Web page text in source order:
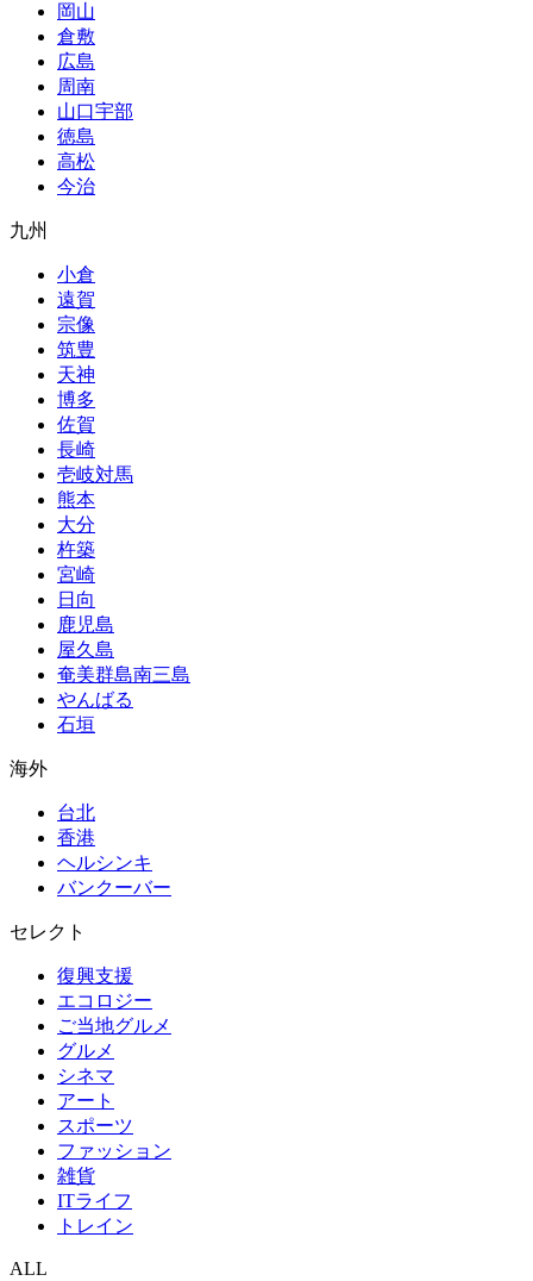
岡山
倉敷
広島
周南
山口宇部
徳島
高松
今治
九州
小倉
遠賀
宗像
筑豊
天神
博多
佐賀
長崎
壱岐対馬
熊本
大分
杵築
宮崎
日向
鹿児島
屋久島
奄美群島南三島
やんばる
石垣
海外
台北
香港
ヘルシンキ
バンクーバー
セレクト
復興支援
エコロジー
ご当地グルメ
グルメ
シネマ
アート
スポーツ
ファッション
雑貨
ITライフ
トレイン
ALL